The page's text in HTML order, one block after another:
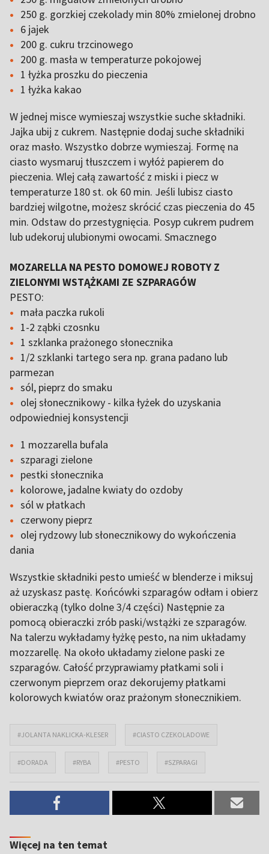
250 g. gorzkiej czekolady min 80% zmielonej drobno
6 jajek
200 g. cukru trzcinowego
200 g. masła w temperaturze pokojowej
1 łyżka proszku do pieczenia
1 łyżka kakao
W jednej misce wymieszaj wszystkie suche składniki.
Jajka ubij z cukrem. Następnie dodaj suche składniki
oraz masło. Wszystko dobrze wymieszaj. Formę na
ciasto wysmaruj tłuszczem i wyłóż papierem do
pieczenia. Wlej całą zawartość z miski i piecz w
temperaturze 180 st. ok 60 min. Jeśli lubisz ciasto
bardziej wilgotne, możesz skrócić czas pieczenia do 45
min. Odstaw do przestygnięcia. Posyp cukrem pudrem
lub udekoruj ulubionymi owocami. Smacznego
MOZARELLA NA PESTO DOMOWEJ ROBOTY Z
ZIELONYMI WSTĄŻKAMI ZE SZPARAGÓW
PESTO:
mała paczka rukoli
1-2 ząbki czosnku
1 szklanka prażonego słonecznika
1/2 szklanki tartego sera np. grana padano lub
parmezan
sól, pieprz do smaku
olej słonecznikowy - kilka łyżek do uzyskania
odpowiedniej konsystencji
1 mozzarella bufala
szparagi zielone
pestki słonecznika
kolorowe, jadalne kwiaty do ozdoby
sól w płatkach
czerwony pieprz
olej rydzowy lub słonecznikowy do wykończenia
dania
Wszystkie składniki pesto umieść w blenderze i miksuj
aż uzyskasz pastę. Końcówki szparagów odłam i obierz
obieraczką (tylko dolne 3/4 części) Następnie za
pomocą obieraczki zrób paski/wstążki ze szparagów.
Na talerzu wykładamy łyżkę pesto, na nim układamy
mozzarellę. Na około układamy zielone paski ze
szparagów. Całość przyprawiamy płatkami soli i
czerwonym pieprzem oraz dekorujemy płatkami
kolorowych kwiatów oraz prażonym słonecznikiem.
#JOLANTA NAKLICKA-KLESER #CIASTO CZEKOLADOWE
#DORADA #RYBA #PESTO #SZPARAGI
Więcej na ten temat